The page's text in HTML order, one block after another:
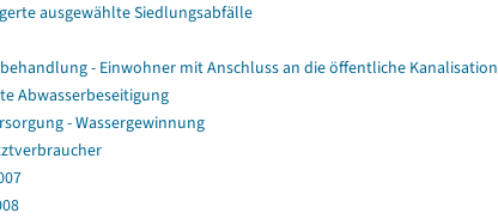
ausgewählte Siedlungsabfälle
- Einwohner mit Anschluss an die öffentliche Kanalisation
Abwasserbeseitigung
- Wassergewinnung